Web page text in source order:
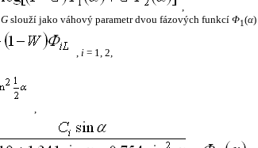
,
G slouží jako váhový parametr dvou fázových funkcí Φ1(α)
, i = 1, 2,
,